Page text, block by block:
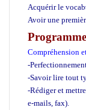
Acquérir le
Avoir une
Compréhension
-
-Savoir lire tout
-Rédiger et
e-mails, fax).